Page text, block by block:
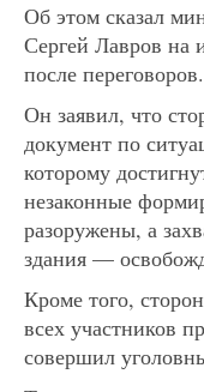
Об этом сказал
Сергей Лавров на
после переговоров.
Он заявил, что
документ по
которому
незаконные
разоружены, а
здания —
Кроме того,
всех участников
совершил